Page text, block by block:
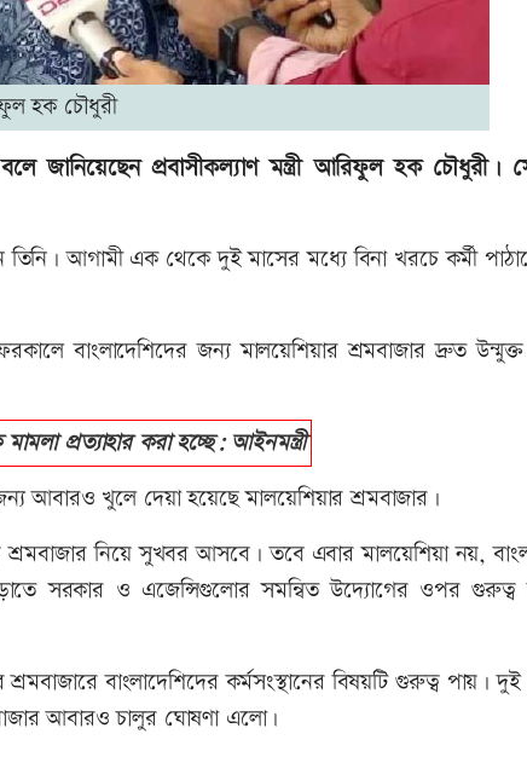
হক চৌধুরী
জানিয়েছেন প্রবাসীকল্যাণ মন্ত্রী আরিফুল হক চৌধুরী।
আগামী এক থেকে দুই মাসের মধ্যে বিনা খরচে কর্মী
বাংলাদেশিদের জন্য মালয়েশিয়ার শ্রমবাজার দ্রুত
প্রত্যাহার করা হচ্ছে: আইনমন্ত্রী
আবারও খুলে দেয়া হয়েছে মালয়েশিয়ার শ্রমবাজার।
শ্রমবাজার নিয়ে সুখবর আসবে। তবে এবার মালয়েশিয়া নয়,
সরকার ও এজেন্সিগুলোর সমন্বিত উদ্যোগের ওপর গুরুত্ব
বাংলাদেশিদের কর্মসংস্থানের বিষয়টি গুরুত্ব পায়।
আবারও চালুর ঘোষণা এলো।